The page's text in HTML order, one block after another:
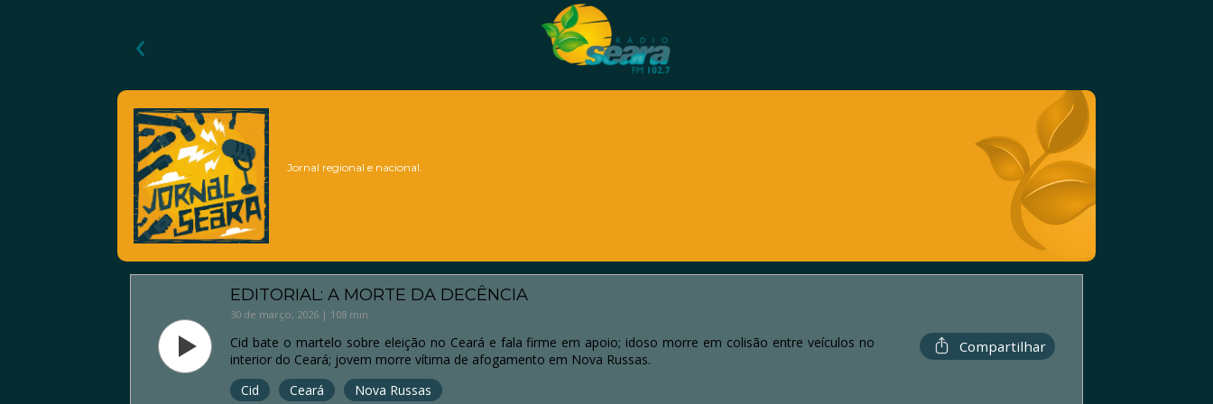
‹
Jornal regional e nacional.
EDITORIAL: A MORTE DA DECÊNCIA
30 de março, 2026 | 108 min
Cid bate o martelo sobre eleição no Ceará e fala firme em apoio; idoso morre em colisão entre veículos no
interior do Ceará; jovem morre vítima de afogamento em Nova Russas.
Cid
Ceará Nova Russas
Compartilhar